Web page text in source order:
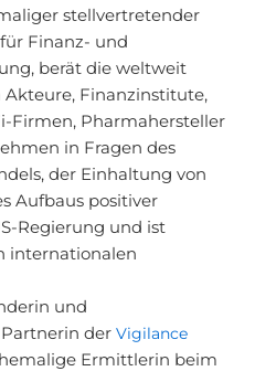
stellvertretender
Finanz- und
berät die weltweit
Finanzinstitute,
Firmen, Pharmahersteller
in Fragen des
der Einhaltung von
Aufbaus positiver
Regierung und ist
internationalen
und
der Vigilance
Ermittlerin beim